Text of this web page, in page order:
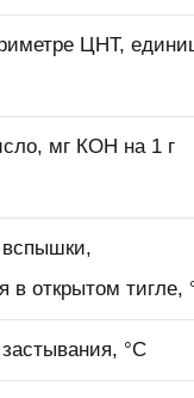
ЦНТ,
мг КОН на 1 г
вспышки,
в открытом тигле,
°С